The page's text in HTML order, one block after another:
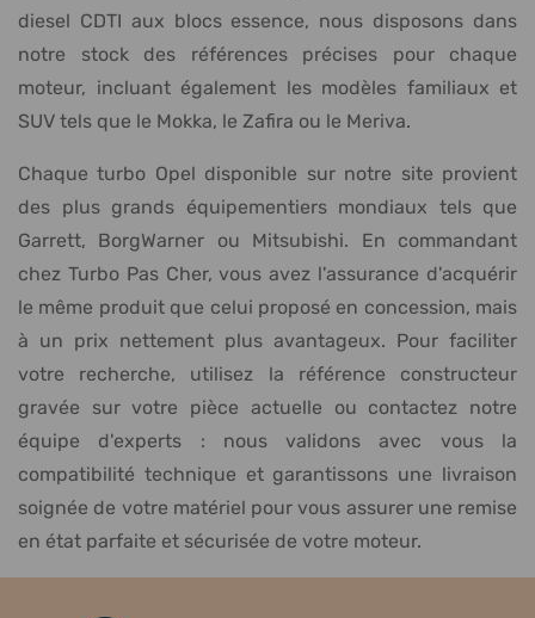
diesel CDTI aux blocs essence, nous disposons dans
notre stock des références précises pour chaque
moteur, incluant également les modèles familiaux et
SUV tels que le Mokka, le Zafira ou le Meriva.
Chaque turbo Opel disponible sur notre site provient
des plus grands équipementiers mondiaux tels que
Garrett, BorgWarner ou Mitsubishi. En commandant
chez Turbo Pas Cher, vous avez l'assurance d'acquérir
le même produit que celui proposé en concession, mais
à un prix nettement plus avantageux. Pour faciliter
votre recherche, utilisez la référence constructeur
gravée sur votre pièce actuelle ou contactez notre
équipe d'experts : nous validons avec vous la
compatibilité technique et garantissons une livraison
soignée de votre matériel pour vous assurer une remise
en état parfaite et sécurisée de votre moteur.